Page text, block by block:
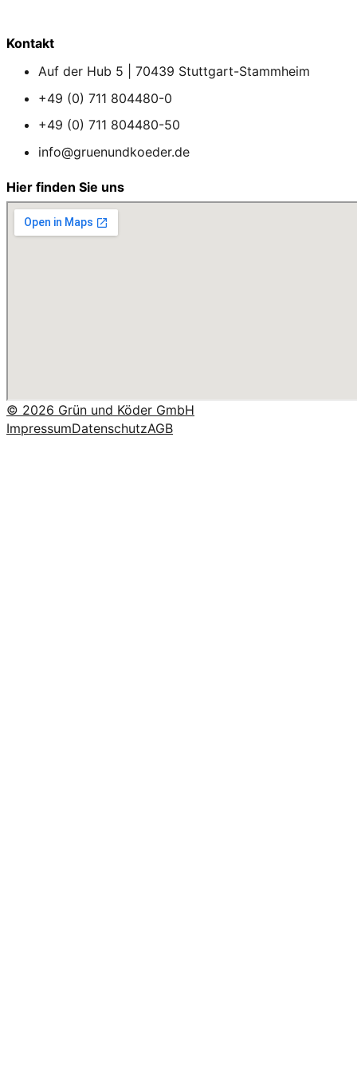
Kontakt
Auf der Hub 5 | 70439 Stuttgart-Stammheim
+49 (0) 711 804480-0
+49 (0) 711 804480-50
info@gruenundkoeder.de
Hier finden Sie uns
© 2026 Grün und Köder GmbH
ImpressumDatenschutzAGB